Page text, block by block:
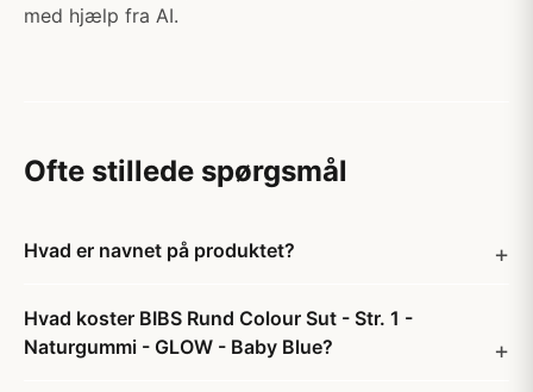
med hjælp fra AI.
Ofte stillede spørgsmål
Hvad er navnet på produktet?
Hvad koster BIBS Rund Colour Sut - Str. 1 -
Naturgummi - GLOW - Baby Blue?